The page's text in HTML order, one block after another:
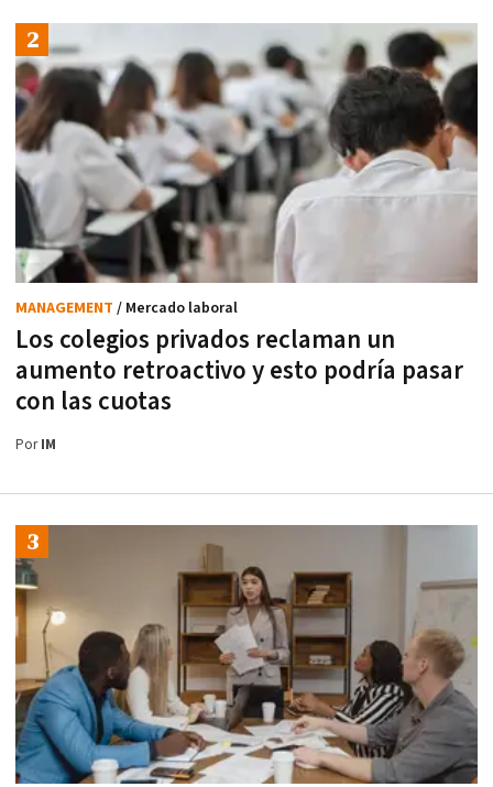
Los colegios privados reclaman un
aumento retroactivo y esto podría pasar
con las cuotas
MANAGEMENT / Mercado laboral
PorIM